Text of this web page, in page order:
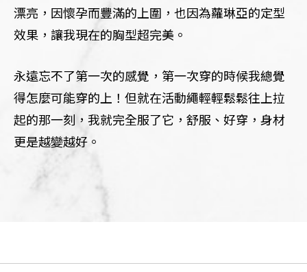
漂亮，因懷孕而豐滿的上圍，也因為蘿琳亞的定型
效果，讓我現在的胸型超完美。
永遠忘不了第一次的感覺，第一次穿的時候我總覺
得怎麼可能穿的上！但就在活動繩輕輕鬆鬆往上拉
起的那一刻，我就完全服了它，舒服、好穿，身材
更是越變越好。